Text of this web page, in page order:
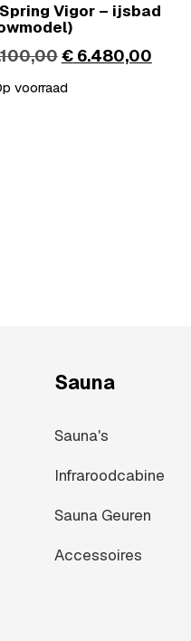
Vigor – ijsbad
€6.480,00
voorraad
Sauna
Sauna's
Infraroodcabine
Sauna Geuren
Accessoires